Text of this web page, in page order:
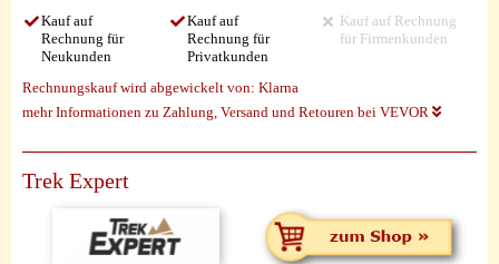
Kauf auf
Rechnung für
Neukunden
Kauf auf
Rechnung für
Privatkunden
Kauf auf Rechnung
für Firmenkunden
Rechnungskauf wird abgewickelt von: Klarna
mehr Informationen zu Zahlung, Versand und Retouren bei VEVOR
Trek Expert